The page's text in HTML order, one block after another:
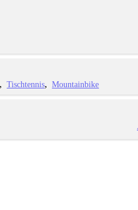
Tischtennis Mountainbike